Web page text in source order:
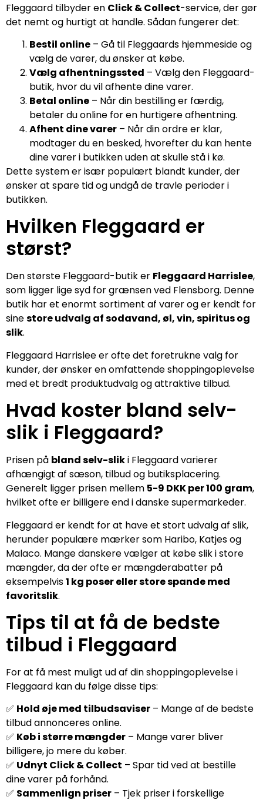
Fleggaard tilbyder en Click & Collect-service, der gør
det nemt og hurtigt at handle. Sådan fungerer det:
Bestil online – Gå til Fleggaards hjemmeside og
vælg de varer, du ønsker at købe.
Vælg afhentningssted – Vælg den Fleggaard-
butik, hvor du vil afhente dine varer.
Betal online – Når din bestilling er færdig,
betaler du online for en hurtigere afhentning.
Afhent dine varer – Når din ordre er klar,
modtager du en besked, hvorefter du kan hente
dine varer i butikken uden at skulle stå i kø.
Dette system er især populært blandt kunder, der
ønsker at spare tid og undgå de travle perioder i
butikken.
Hvilken Fleggaard er
størst?
Den største Fleggaard-butik er Fleggaard Harrislee,
som ligger lige syd for grænsen ved Flensborg. Denne
butik har et enormt sortiment af varer og er kendt for
sinestore udvalg af sodavand, øl, vin, spiritus og
slik.
Fleggaard Harrislee er ofte det foretrukne valg for
kunder, der ønsker en omfattende shoppingoplevelse
med et bredt produktudvalg og attraktive tilbud.
Hvad koster bland selv-
slik i Fleggaard?
Prisen på bland selv-sliki Fleggaard varierer
afhængigt af sæson, tilbud og butiksplacering.
Generelt ligger prisen mellem 5-9 DKK per 100 gram,
hvilket ofte er billigere end i danske supermarkeder.
Fleggaard er kendt for at have et stort udvalg af slik,
herunder populære mærker som Haribo, Katjes og
Malaco. Mange danskere vælger at købe slik i store
mængder, da der ofte er mængderabatter på
eksempelvis1 kg poser eller store spande med
favoritslik.
Tips til at få de bedste
tilbud i Fleggaard
For at få mest muligt ud af din shoppingoplevelse i
Fleggaard kan du følge disse tips:
✅ Hold øje med tilbudsaviser – Mange af de bedste
tilbud annonceres online.
✅ Køb i større mængder – Mange varer bliver
billigere, jo mere du køber.
✅ Udnyt Click & Collect – Spar tid ved at bestille
dine varer på forhånd.
✅ Sammenlign priser – Tjek priser i forskellige